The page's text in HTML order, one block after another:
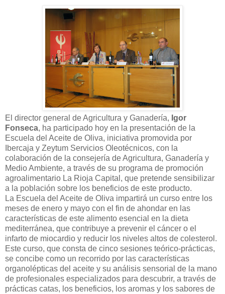
El director general de Agricultura y Ganadería, Igor
Fonseca, ha participado hoy en la presentación de la
Escuela del Aceite de Oliva, iniciativa promovida por
Ibercaja y Zeytum Servicios Oleotécnicos, con la
colaboración de la consejería de Agricultura, Ganadería y
Medio Ambiente, a través de su programa de promoción
agroalimentario La Rioja Capital, que pretende sensibilizar
a la población sobre los beneficios de este producto.
La Escuela del Aceite de Oliva impartirá un curso entre los
meses de enero y mayo con el fin de ahondar en las
características de este alimento esencial en la dieta
mediterránea, que contribuye a prevenir el cáncer o el
infarto de miocardio y reducir los niveles altos de colesterol.
Este curso, que consta de cinco sesiones teórico-prácticas,
se concibe como un recorrido por las características
organolépticas del aceite y su análisis sensorial de la mano
de profesionales especializados para descubrir, a través de
prácticas catas, los beneficios, los aromas y los sabores de